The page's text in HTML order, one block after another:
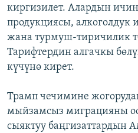
киргизилет. Алардын
продукцияcы,
жана турмуш-тиричилик
Тарифтердин алгачкы
күчүнө кирет.
Трамп чечимине
мыйзамсыз миграцияны
сыяктуу баңгизаттардын